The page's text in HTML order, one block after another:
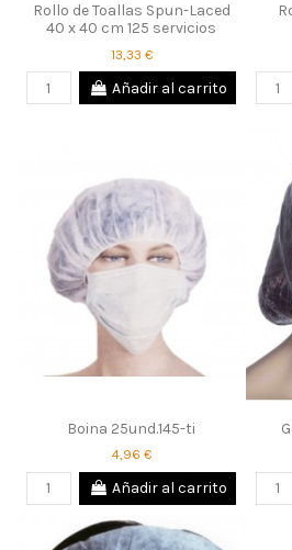
Rollo de Toallas Spun-Laced
40 x 40 cm 125 servicios
13,33 €
Añadir al carrito
Boina 25und.145-ti
4,96 €
Añadir al carrito